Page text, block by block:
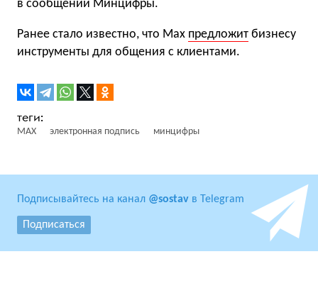
в сообщении Минцифры.
Ранее стало известно, что Max предложит бизнесу
инструменты для общения с клиентами.
MAX электронная подпись минцифры
Подписывайтесь на канал @sostav в Telegram
Подписаться